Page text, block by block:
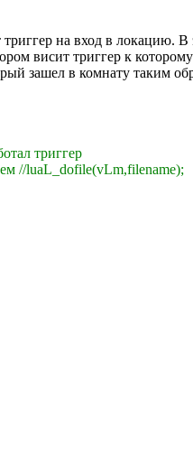
на вход в локацию. В
висит триггер к
зашел в комнату таким
триггер
//luaL_dofile(vLm,filename);